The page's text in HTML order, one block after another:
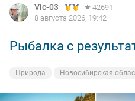
Vic-03
42691
8 августа 2026, 19:42
Рыбалка с
Природа Новосибирская